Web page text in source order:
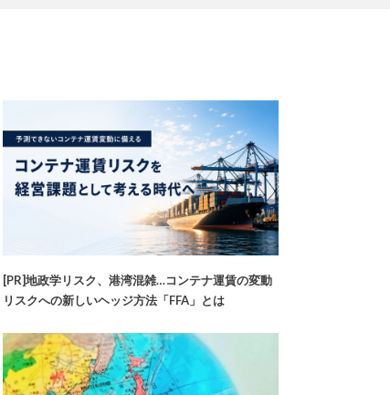
[PR]地政学リスク、港湾混雑…コンテナ運賃の変動
リスクへの新しいヘッジ方法「FFA」とは